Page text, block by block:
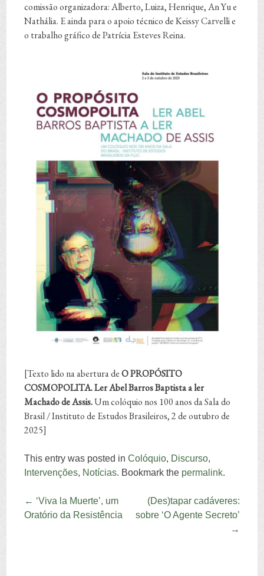
comissão organizadora: Alberto, Luiza, Henrique, An Yu e
Nathália. E ainda para o apoio técnico de Keissy Carvelli e
o trabalho gráfico de Patrícia Esteves Reina.
[Texto lido na abertura deO PROPÓSITO
COSMOPOLITA.Ler Abel Barros Baptista a ler
Machado de Assis.Um colóquio nos 100 anos da Sala do
Brasil / Instituto de Estudos Brasileiros, 2 de outubro de
2025]
This entry was posted inColóquio, Discurso,
Intervenções, Notícias. Bookmark the permalink.
Post navigation
← ‘Viva la Muerte’, um
Oratório da Resistência
(Des)tapar cadáveres:
sobre ‘O Agente Secreto’
→